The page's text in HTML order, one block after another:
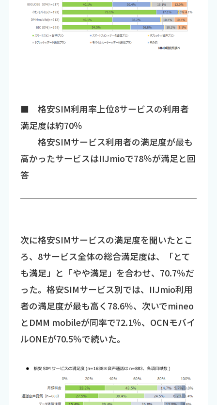
■ 格安SIM利用率上位8サービスの利用者
満足度は約70％
格安SIMサービス利用者の満足度が最も
高かったサービスはIIJmioで78％が満足と回
答
次に格安SIMサービスの満足度を聞いたとこ
ろ、8サービス全体の総合満足度は、「とて
も満足」と「やや満足」を合わせ、70.7％だ
った。格安SIMサービス別では、IIJmio利用
者の満足度が最も高く78.6％、次いでmineo
とDMM mobileが同率で72.1％、OCNモバイ
ルONEが70.5％で続いた。